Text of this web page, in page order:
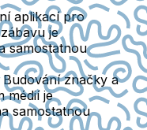
aplikací pro
je
samostatnou
Budování značky a
médií je
samostatnou